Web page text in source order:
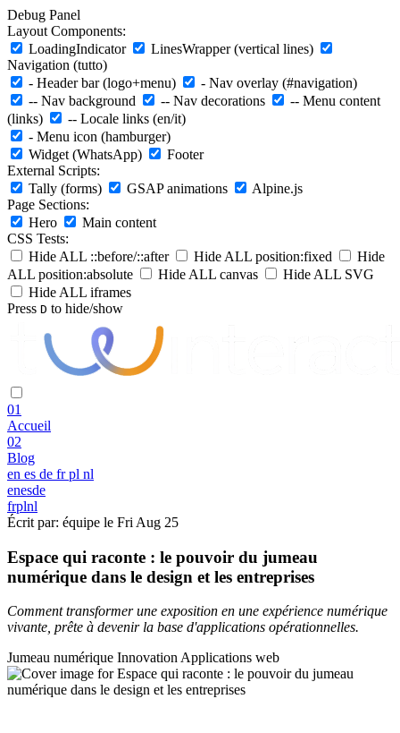
Debug Panel
Layout Components:
LoadingIndicator
LinesWrapper (vertical lines)
Navigation (tutto)
- Header bar (logo+menu)
- Nav overlay (#navigation)
-- Nav background
-- Nav decorations
-- Menu content
(links)
-- Locale links (en/it)
- Menu icon (hamburger)
Widget (WhatsApp)
Footer
External Scripts:
Tally (forms)
GSAP animations
Alpine.js
Page Sections:
Hero
Main content
CSS Tests:
Hide ALL ::before/::after
Hide ALL position:fixed
Hide
ALL position:absolute
Hide ALL canvas
Hide ALL SVG
Hide ALL iframes
Press D to hide/show
01
Accueil
02
Blog
en es de fr pl nl
enesde
frplnl
Écrit par: équipe le Fri Aug 25
Espace qui raconte : le pouvoir du jumeau
numérique dans le design et les entreprises
Comment transformer une exposition en une expérience numérique
vivante, prête à devenir la base d'applications opérationnelles.
Jumeau numérique InnovationApplications web